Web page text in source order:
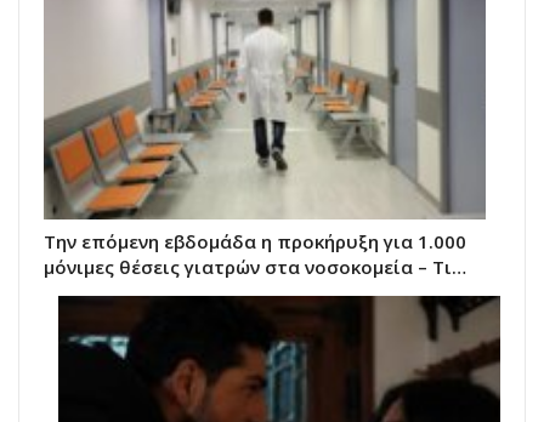
Την επόμενη εβδομάδα η προκήρυξη για 1.000
μόνιμες θέσεις γιατρών στα νοσοκομεία – Τι…